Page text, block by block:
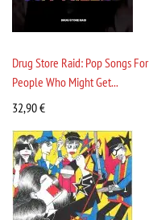
Drug Store Raid: Pop Songs For
People Who Might Get...
32,90€